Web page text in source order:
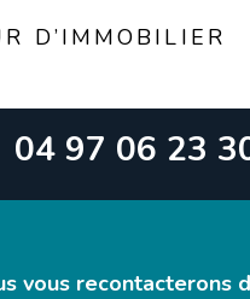
D’IMMOBILIER
04 97 06 23
vous recontacterons